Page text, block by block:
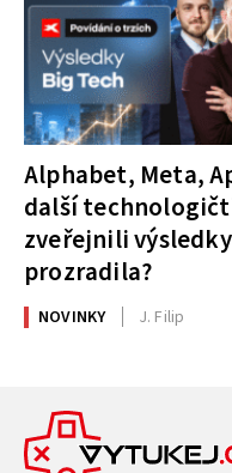
Alphabet, Meta,
další
zveřejnili
prozradila?
NOVINKY J. Filip